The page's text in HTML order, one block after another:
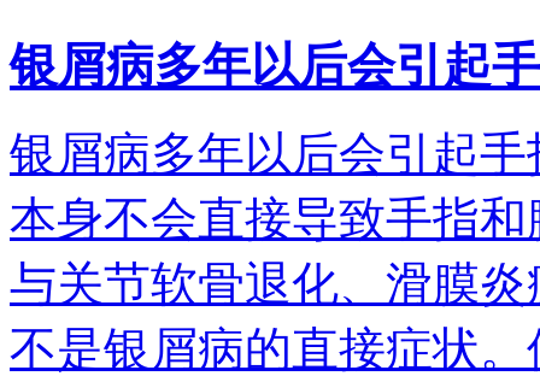
银屑病多年以后会引起
银屑病多年以后会引起
本身不会直接导致手指
与关节软骨退化、滑膜
不是银屑病的直接症状